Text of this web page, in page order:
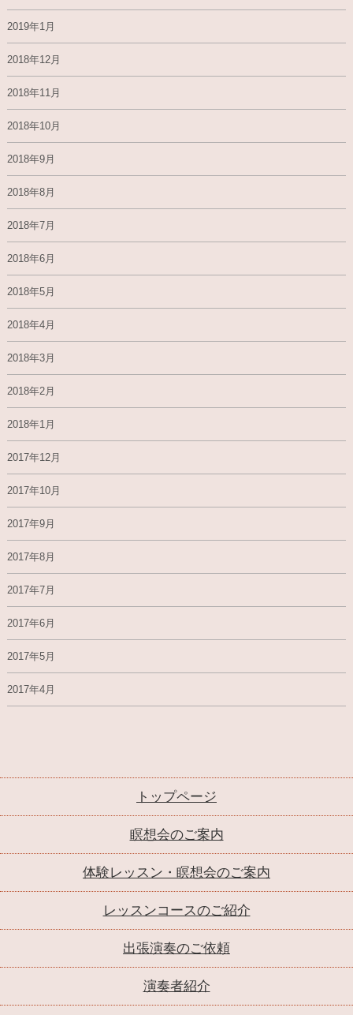
2019年1月
2018年12月
2018年11月
2018年10月
2018年9月
2018年8月
2018年7月
2018年6月
2018年5月
2018年4月
2018年3月
2018年2月
2018年1月
2017年12月
2017年10月
2017年9月
2017年8月
2017年7月
2017年6月
2017年5月
2017年4月
トップページ
瞑想会のご案内
体験レッスン・瞑想会のご案内
レッスンコースのご紹介
出張演奏のご依頼
演奏者紹介